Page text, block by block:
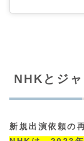
NHKとジ
新規出演依頼の